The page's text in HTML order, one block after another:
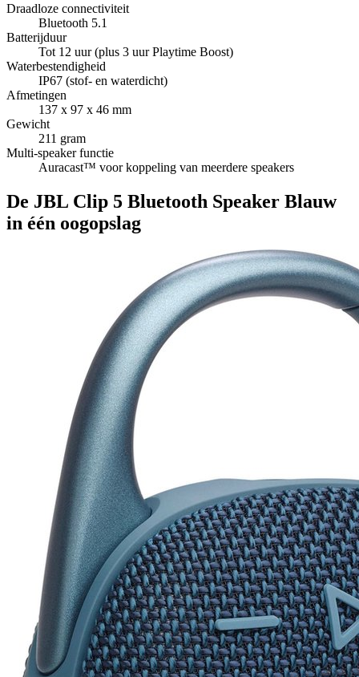
Draadloze connectiviteit
Bluetooth 5.1
Batterijduur
Tot 12 uur (plus 3 uur Playtime Boost)
Waterbestendigheid
IP67 (stof- en waterdicht)
Afmetingen
137 x 97 x 46 mm
Gewicht
211 gram
Multi-speaker functie
Auracast™ voor koppeling van meerdere speakers
De JBL Clip 5 Bluetooth Speaker Blauw
in één oogopslag